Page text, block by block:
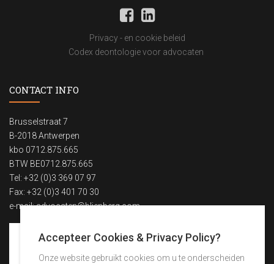
Privacy - en cookie beleid
Codex deontologie voor advocaten
CONTACT INFO
Brusselstraat 7
B-2018 Antwerpen
kbo 0712.875.665
BTW BE0712.875.665
Tel: +32 (0)3 369 07 97
Fax: +32 (0)3 401 70 30
e-mail:advocaten@blienberg.com
Accepteer Cookies & Privacy Policy?
Onze website gebruikt cookies om u te onderscheiden